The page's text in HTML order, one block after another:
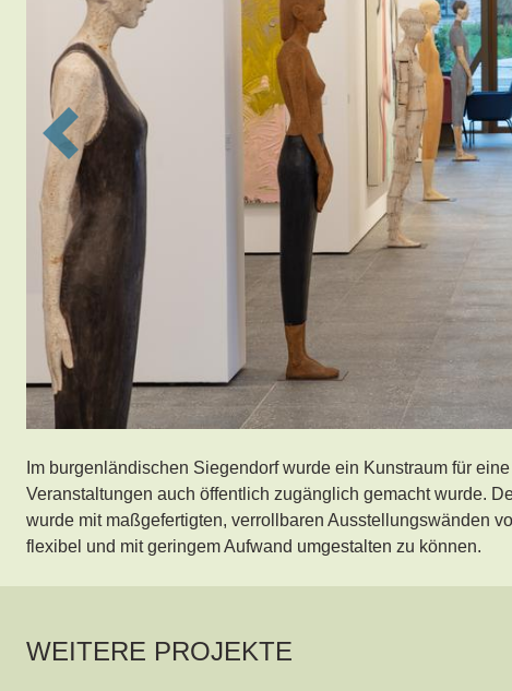
Previous
Im burgenländischen Siegendorf wurde ein Kunstraum für
Veranstaltungen auch öffentlich zugänglich gemacht wurde.
wurde mit maßgefertigten, verrollbaren Ausstellungswänden
flexibel und mit geringem Aufwand umgestalten zu können.
WEITERE PROJEKTE